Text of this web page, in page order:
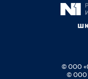
© ООО
© ООО